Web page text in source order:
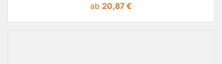
ab Preis
20,87 €